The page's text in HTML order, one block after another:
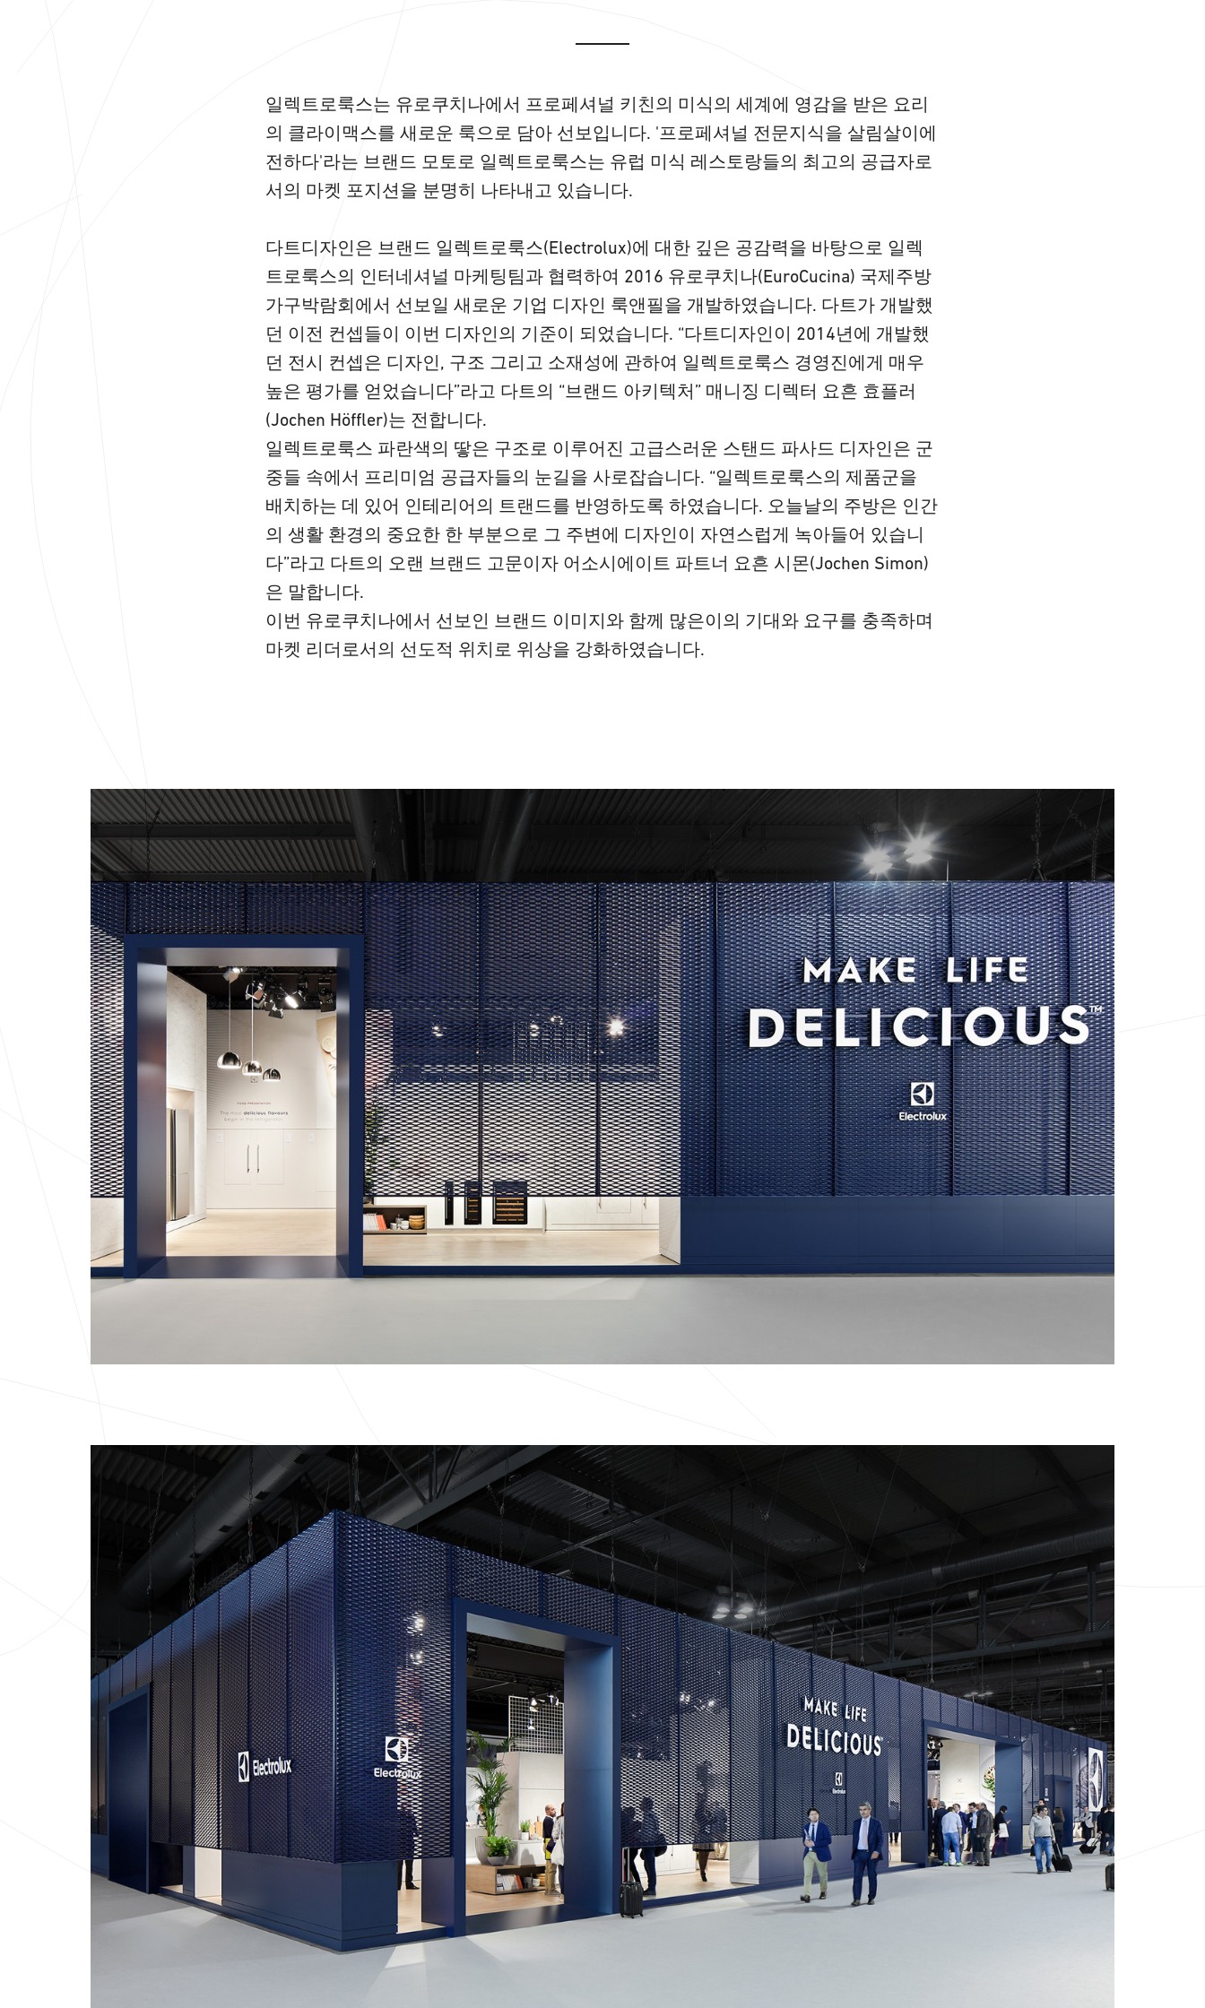
일렉트로룩스는 유로쿠치나에서 프로페셔널 키친의 미식의 세계에 영감을 받은 요리
의 클라이맥스를 새로운 룩으로 담아 선보입니다. '프로페셔널 전문지식을 살림살이에
전하다'라는 브랜드 모토로 일렉트로룩스는 유럽 미식 레스토랑들의 최고의 공급자로
서의 마켓 포지션을 분명히 나타내고 있습니다.
다트디자인은 브랜드 일렉트로룩스(Electrolux)에 대한 깊은 공감력을 바탕으로 일렉
트로룩스의 인터네셔널 마케팅팀과 협력하여 2016 유로쿠치나(EuroCucina) 국제주방
가구박람회에서 선보일 새로운 기업 디자인 룩앤필을 개발하였습니다. 다트가 개발했
던 이전 컨셉들이 이번 디자인의 기준이 되었습니다. “다트디자인이 2014년에 개발했
던 전시 컨셉은 디자인, 구조 그리고 소재성에 관하여 일렉트로룩스 경영진에게 매우
높은 평가를 얻었습니다”라고 다트의 “브랜드 아키텍처” 매니징 디렉터 요흔 효플러
(Jochen Höffler)는 전합니다.
일렉트로룩스 파란색의 땋은 구조로 이루어진 고급스러운 스탠드 파사드 디자인은 군
중들 속에서 프리미엄 공급자들의 눈길을 사로잡습니다. “일렉트로룩스의 제품군을
배치하는 데 있어 인테리어의 트랜드를 반영하도록 하였습니다. 오늘날의 주방은 인간
의 생활 환경의 중요한 한 부분으로 그 주변에 디자인이 자연스럽게 녹아들어 있습니
다”라고 다트의 오랜 브랜드 고문이자 어소시에이트 파트너 요흔 시몬(Jochen Simon)
은 말합니다.
이번 유로쿠치나에서 선보인 브랜드 이미지와 함께 많은이의 기대와 요구를 충족하며
마켓 리더로서의 선도적 위치로 위상을 강화하였습니다.